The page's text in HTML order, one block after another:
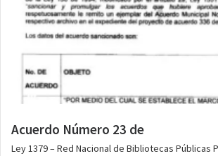
Acuerdo Número 23 de
Ley 1379 – Red Nacional de Bibliotecas Públicas